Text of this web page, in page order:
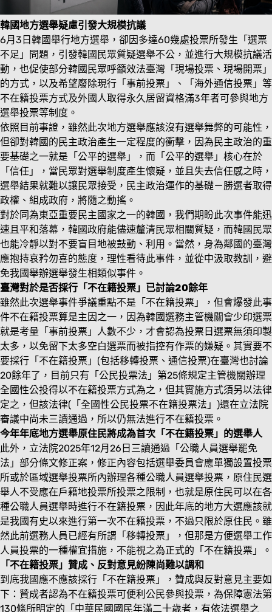
韓國地方選舉疑慮引發大規模抗議
6月3日韓國舉行地方選舉，卻因多達60幾處投票所發生「選票
不足」問題，引發韓國民眾質疑選舉不公，並進行大規模抗議活
動，也促使部分韓國民眾呼籲效法臺灣「現場投票、現場開票」
的方式，以及希望廢除現行「事前投票」、「海外通信投票」等
不在籍投票方式及外國人取得永久居留資格滿3年者可參與地方
選舉投票等制度。
依照目前事證，雖然此次地方選舉應該沒有選舉舞弊的可能性，
但卻對韓國的民主政治產生一定程度的衝擊，因為民主政治的重
要基礎之一就是「公平的選舉」，而「公平的選舉」核心在於
「信任」，當民眾對選舉制度產生懷疑，並且失去信任感之時，
選舉結果就難以讓民眾接受，民主政治運作的基礎－勝選者取得
政權、組成政府，將隨之動搖。
對於同為東亞重要民主國家之一的韓國，我們期盼此次事件能迅
速且平和落幕，韓國政府能儘速釐清民眾相關質疑，而韓國民眾
也能冷靜以對不要盲目地被鼓動、利用。當然，身為鄰國的臺灣
應抱持哀矜勿喜的態度，理性看待此事件，並從中汲取教訓，避
免我國舉辦選舉發生相類似事件。
臺灣對於是否採行「不在籍投票」已討論20餘年
雖然此次選舉事件爭議重點不是「不在籍投票」，但會爆發此事
件不在籍投票算是主因之一，因為韓國選務主管機關會少印選票
就是考量「事前投票」人數不少，才會認為投票日選票無須印製
太多，以免留下太多空白選票而被指控有作票的嫌疑。其實要不
要採行「不在籍投票」(包括移轉投票、通信投票)在臺灣也討論
20餘年了，目前只有「公民投票法」第25條規定主管機關辦理
全國性公投得以不在籍投票方式為之，但其實施方式須另以法律
定之，但該法律(「全國性公民投票不在籍投票法」)還在立法院
審議中尚未三讀通過，所以仍無法進行不在籍投票。
今年年底地方選舉原住民將成為首次「不在籍投票」的選舉人
此外，立法院2025年12月26日三讀通過「公職人員選舉罷免
法」部分條文修正案，修正內容包括選舉委員會應單獨設置投票
所或於區域選舉投票所內辦理各種公職人員選舉投票，原住民選
舉人不受應在戶籍地投票所投票之限制，也就是原住民可以在各
種公職人員選舉時進行不在籍投票，因此年底的地方大選應該就
是我國有史以來進行第一次不在籍投票，不過只限於原住民。雖
然此前選務人員已經有所謂「移轉投票」，但那是方便選舉工作
人員投票的一種權宜措施，不能視之為正式的「不在籍投票」。
「不在籍投票」贊成、反對意見紛陳尚難以調和
到底我國應不應該採行「不在籍投票」，贊成與反對意見主要如
下：贊成者認為不在籍投票可便利公民參與投票，為保障憲法第
130條所明定的「中華民國國民年滿二十歲者，有依法選舉之